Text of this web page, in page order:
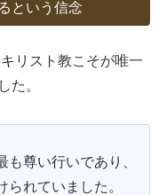
という信念
リスト教こそが唯一
た。
尊い行いであり、
れていました。